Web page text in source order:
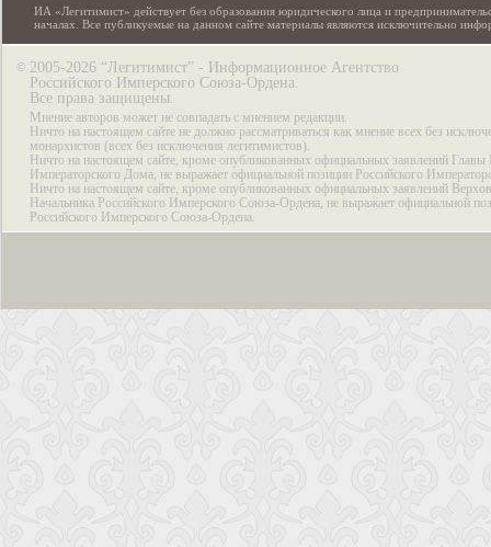
ИА «Легитимист» действует без образования юридического лица и
началах. Все публикуемые на данном сайте материалы являются исключительно
© 2005-2026 “Легитимист” - Информационное Агентство
Российского Имперского Союза-Ордена.
Все права защищены.
Мнение авторов может не совпадать с мнением редакции.
Ничто на настоящем сайте не должно рассматриваться как мнение всех без
монархистов (всех без исключения легитимистов).
Ничто на настоящем сайте, кроме опубликованных официальных заявлений Главы
Императорского Дома, не выражает официальной позиции Российского
Ничто на настоящем сайте, кроме опубликованных официальных заявлений
Начальника Российского Имперского Союза-Ордена, не выражает официальной
Российского Имперского Союза-Ордена.